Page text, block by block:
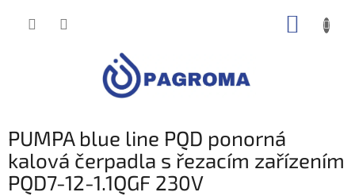
PUMPA blue line PQD ponorná
kalová čerpadla s řezacím zařízením
PQD7-12-1.1QGF 230V